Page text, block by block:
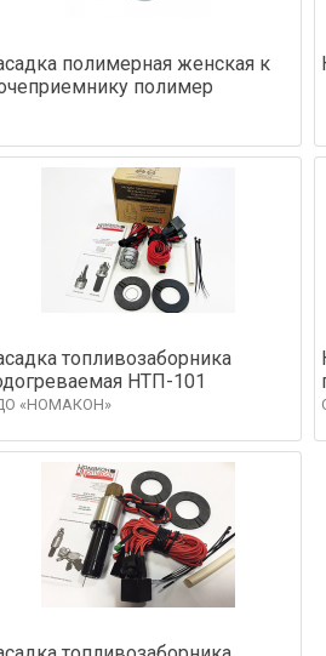
полимерная женская к
полимер
топливозаборника
НТП-101
«НОМАКОН»